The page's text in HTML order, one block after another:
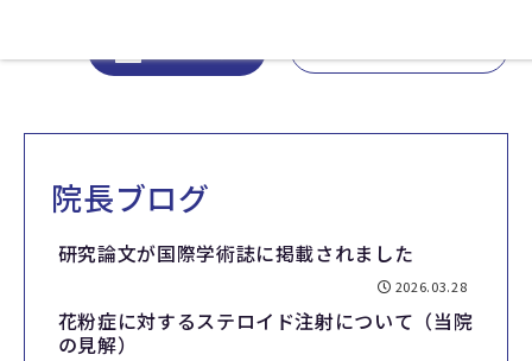
院長ブログ
研究論文が国際学術誌に掲載されました
2026.03.28
花粉症に対するステロイド注射について（当院
の見解）